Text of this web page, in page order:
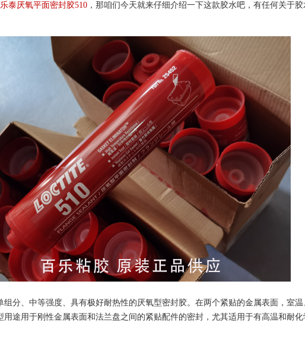
乐泰厌氧平面密封胶510 ，那咱们今天就来仔细介绍一下这款胶水吧，有任何关于
组分、中等强度、具有极好耐热性的厌氧型密封胶。在两个紧贴的金属表面，室
用途用于刚性金属表面和法兰盘之间的紧贴配件的密封，尤其适用于有高温和耐